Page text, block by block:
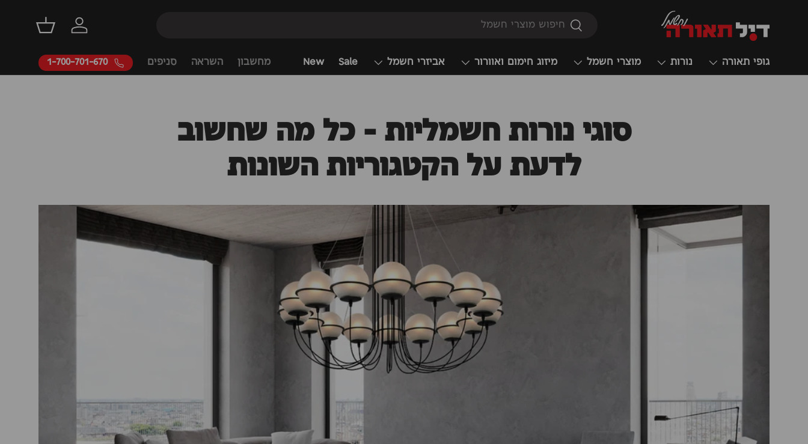
דילוג חיפוש
חיפוש
התחברותסל קניות
גופי תאורה נורות מוצרי חשמל מיזוג חימום ואוורור אביזרי חשמל Sale
New מחשבון השראה סניפים 1-700-701-670
סוגי נורות חשמליות - כל מה שחשוב
לדעת על הקטגוריות השונות